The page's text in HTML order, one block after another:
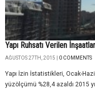
Yapı Ruhsatı Verilen
AĞUSTOS 27TH, 2015 | 0 COMMENTS
Yapı İzin İstatistikleri, Ocak-
yüzölçümü %28,4 azaldı 2015